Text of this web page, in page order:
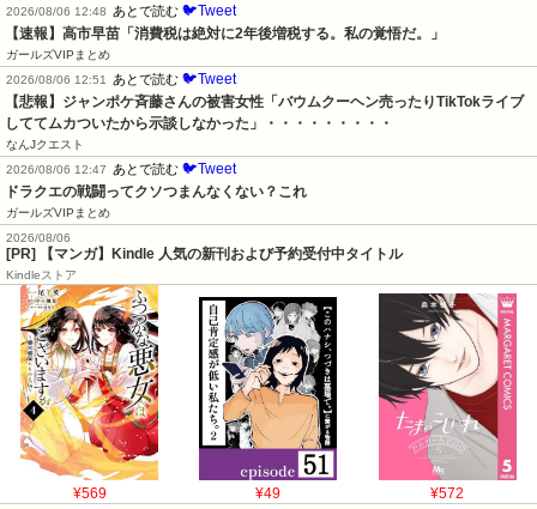
2026/08/06 12:48 あとで読む 🐦Tweet
【速報】高市早苗「消費税は絶対に2年後増税する。私の覚悟だ。」
ガールズVIPまとめ
2026/08/06 12:51
あとで読む 🐦Tweet
【悲報】ジャンポケ斉藤さんの被害女性「バウムクーヘン売ったりTikTokライブ
しててムカついたから示談しなかった」・・・・・・・・・
なんJクエスト
2026/08/06 12:47
あとで読む 🐦Tweet
ドラクエの戦闘ってクソつまんなくない？これ
ガールズVIPまとめ
2026/08/06
[PR] 【マンガ】Kindle 人気の新刊および予約受付中タイトル
Kindleストア
¥569 ¥49 ¥572